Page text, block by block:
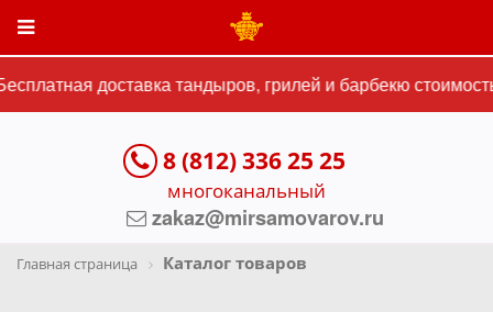
доставка тандыров, грилей и барбекю
8 (812) 336 25 25
многоканальный
zakaz@mirsamovarov.ru
Главная страница Каталог товаров